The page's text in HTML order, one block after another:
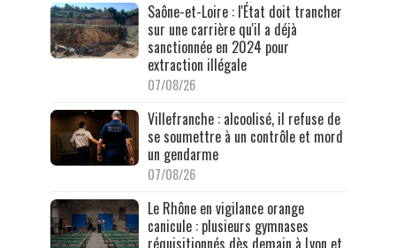
Saône-et-Loire : l'État doit trancher
sur une carrière qu'il a déjà
sanctionnée en 2024 pour
extraction illégale
07/08/26
Villefranche : alcoolisé, il refuse de
se soumettre à un contrôle et mord
un gendarme
07/08/26
Le Rhône en vigilance orange
canicule : plusieurs gymnases